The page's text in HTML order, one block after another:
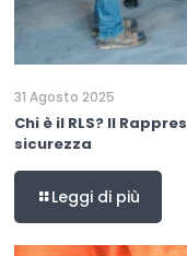
31 Agosto 2025
Chi è il RLS? Il
sicurezza
Leggi di più